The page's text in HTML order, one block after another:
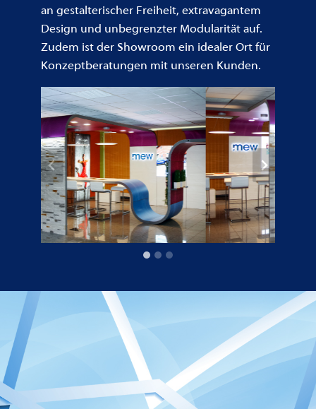
an gestalterischer Freiheit, extravagantem
Design und unbegrenzter Modularität auf.
Zudem ist der Showroom ein idealer Ort für
Konzeptberatungen mit unseren Kunden.